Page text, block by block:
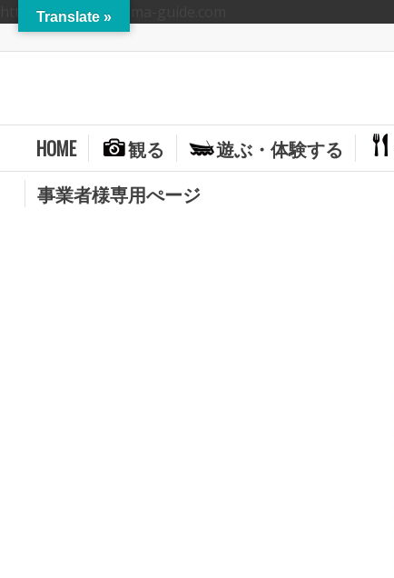
https://hitoyoshikuma-guide.com
HOME 観る 遊ぶ・体験する
事業者様専用ぺージ
Translate »